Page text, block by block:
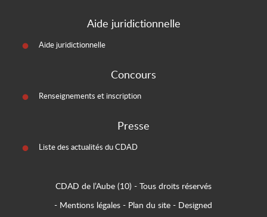
Aide juridictionnelle
Aide juridictionnelle
Concours
Renseignements et inscription
Presse
Liste des actualités du CDAD
CDAD de l’Aube (10) - Tous droits réservés
- Mentions légales - Plan du site - Designed